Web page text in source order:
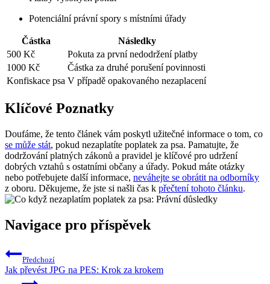
Potenciální právní spory s místními úřady
Částka
Následky
500 Kč
Pokuta za první nedodržení platby
1000 Kč
Částka za druhé porušení povinnosti
Konfiskace psa V případě opakovaného nezaplacení
Klíčové Poznatky
Doufáme, že tento článek vám poskytl užitečné informace o tom, co
se může stát, pokud nezaplatíte poplatek za psa. Pamatujte, že
dodržování platných zákonů a pravidel je klíčové pro udržení
dobrých vztahů s ostatními občany a úřady. Pokud máte otázky
nebo potřebujete další informace, neváhejte se obrátit na odborníky
z oboru. Děkujeme, že jste si našli čas k přečtení tohoto článku.
Navigace pro příspěvek
Předchozí
Jak převést JPG na PES: Krok za krokem